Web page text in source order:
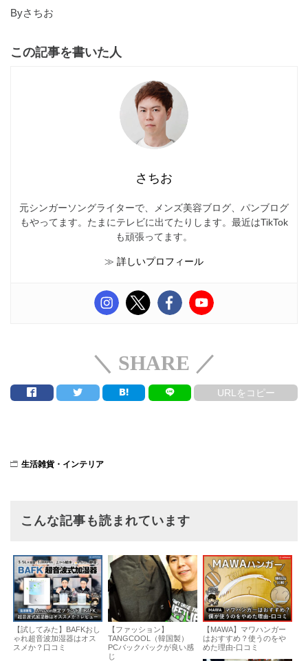
Byさちお
この記事を書いた人
さちお
元シンガーソングライターで、メンズ美容ブログ、パンブログ
もやってます。たまにテレビに出てたりします。最近はTikTok
も頑張ってます。
≫ 詳しいプロフィール
＼ SHARE ／
URLをコピー
生活雑貨・インテリア
こんな記事も読まれています
【試してみた】BAFKおし
ゃれ超音波加湿器はオス
スメか？口コミ
【ファッション】
TANGCOOL（韓国製）
PCバックパックが良い感
じ
【MAWA】マワハンガー
はおすすめ？使うのをや
めた理由-口コミ